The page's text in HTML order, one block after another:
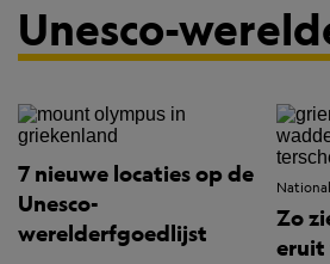
Unesco-
7 nieuwe locaties op de
Unesco-
werelderfgoedlijst
Zo
eruit